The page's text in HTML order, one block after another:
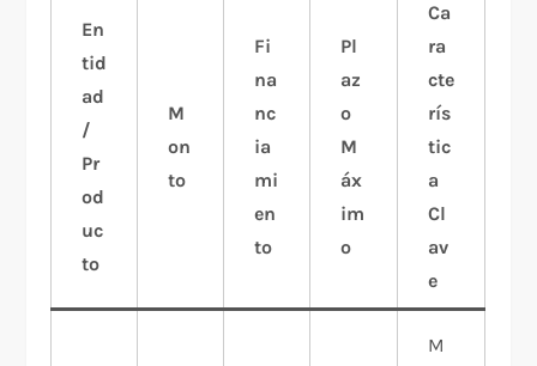
En
tid
ad
/
Pr
od
uc
to
M
on
to
Fi
na
nc
ia
mi
en
to
Pl
az
o
M
áx
im
o
Ca
ra
cte
rís
tic
a
Cl
av
e
M